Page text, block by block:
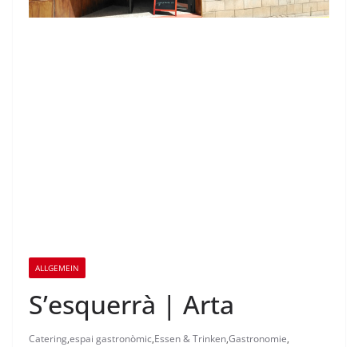
ALLGEMEIN
S’esquerrà | Arta
Catering,espai gastronòmic,Essen & Trinken,Gastronomie,